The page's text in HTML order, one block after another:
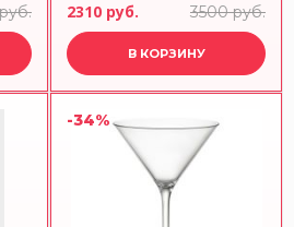
2310 руб. 3500 руб.
В КОРЗИНУ
-34%